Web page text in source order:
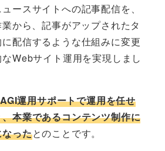
ースサイトへの記事配信を、
から、記事がアップされたタ
配信するような仕組みに変更
Webサイト運用を実現しまし
運用サポートで運用を任せ
本業であるコンテンツ制作に
ったとのことです。